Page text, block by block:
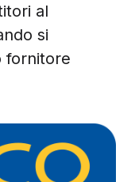
al
si
fornitore